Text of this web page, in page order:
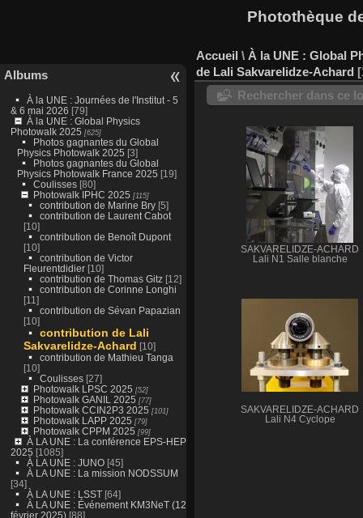
Photothèque
Albums
À la UNE : Journées de l'Institut - 5
& 6 mai 2026 [79]
À la UNE : Global Physics
Photowalk 2025 [625]
Photos gagnantes du Global
Physics Photowalk 2025 [3]
Photos gagnantes du Global
Physics Photowalk France 2025 [19]
Coulisses[80]
Photowalk IPHC 2025 [115]
contribution de Marine Bry[5]
contribution de Laurent Cabot
[10]
contribution de Benoît Dupont
[10]
contribution de Victor
Fleurentdidier[10]
contribution de Thomas Gitz[12]
contribution de Corinne Longhi
[11]
contribution de Sévan Papazian
[10]
contribution de Lali
Sakvarelidze-Achard [10]
contribution de Mathieu Tanga
[10]
Coulisses[27]
Photowalk LPSC 2025 [52]
Photowalk GANIL 2025 [77]
Photowalk CCIN2P3 2025 [101]
Photowalk LAPP 2025 [79]
Photowalk CPPM 2025 [99]
À LA UNE : La conférence EPS-HEP
2025 [1085]
À LA UNE : JUNO [45]
À LA UNE : La mission NODSSUM
[34]
À LA UNE : LSST[64]
À LA UNE : Événement KM3NeT (12
février 2025)[88]
Accueil \ À la UNE : Global
de Lali Sakvarelidze-Achard
Rechercher dans ce
SAKVARELIDZE-ACHARD
Lali N1 Salle blanche
SAKVARELIDZE-ACHARD
Lali N4 Cyclope